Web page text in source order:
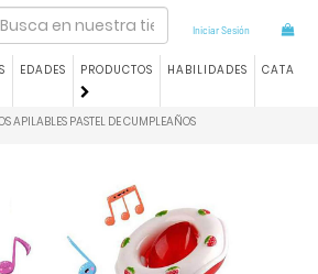
Iniciar Sesión
EDADES PRODUCTOS HABILIDADES
APILABLES PASTEL DE CUMPLEAÑOS